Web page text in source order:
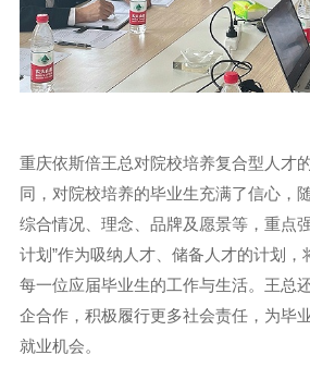
重庆依斯倍王总对院校培养复合型人才
同，对院校培养的毕业生充满了信心，
综合情况、理念、品牌及愿景等，重点
计划”作为吸纳人才、储备人才的计划，
每一位应届毕业生的工作与生活。王总
企合作，积极履行更多社会责任，为毕
就业机会。